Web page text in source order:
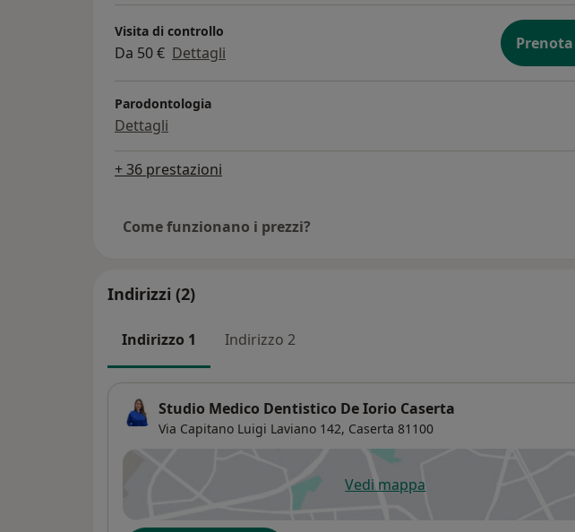
Visita di controllo
Da 50 € Dettagli
Parodontologia
Dettagli
+ 36 prestazioni
Come funzionano i prezzi?
Indirizzi (2)
Indirizzo 1 Indirizzo 2
Studio Medico Dentistico De Iorio Caserta
Via Capitano Luigi Laviano 142, Caserta 81100
Vedi mappasi apre in una nuova scheda